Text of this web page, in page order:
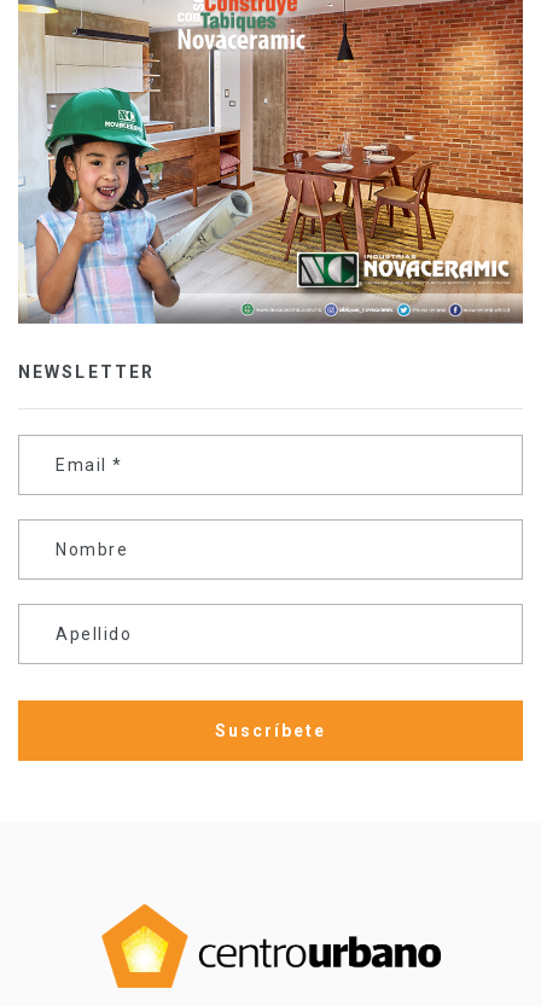
NEWSLETTER
Email *
Nombre
Apellido